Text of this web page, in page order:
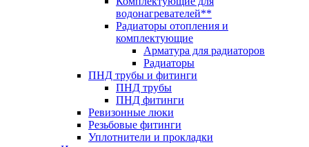
водонагревателей**
Радиаторы отопления и
комплектующие
Арматура для радиаторов
Радиаторы
ПНД трубы и фитинги
ПНД трубы
ПНД фитинги
Ревизонные люки
Резьбовые фитинги
Уплотнители и прокладки